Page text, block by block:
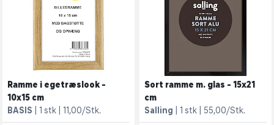
Ramme i egetræslook -
10x15 cm
BASIS
1 stk 11,00/Stk.
Sort ramme m. glas - 15x21
cm
Salling
1 stk 55,00/Stk.